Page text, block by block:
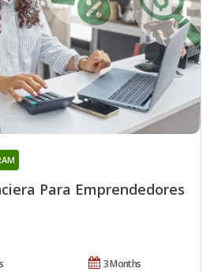
Para Emprendedores
3 Months